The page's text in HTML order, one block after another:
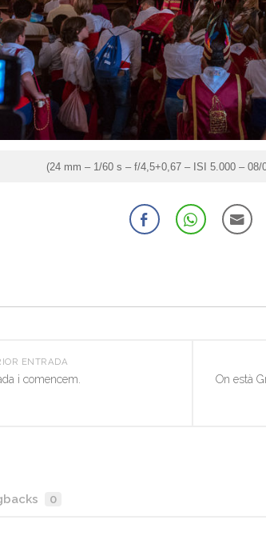
(24 mm – 1/60 s – f/4,5+0,67 – ISI 5.000 – 08/
On està
ENTRADA
i comencem.
0